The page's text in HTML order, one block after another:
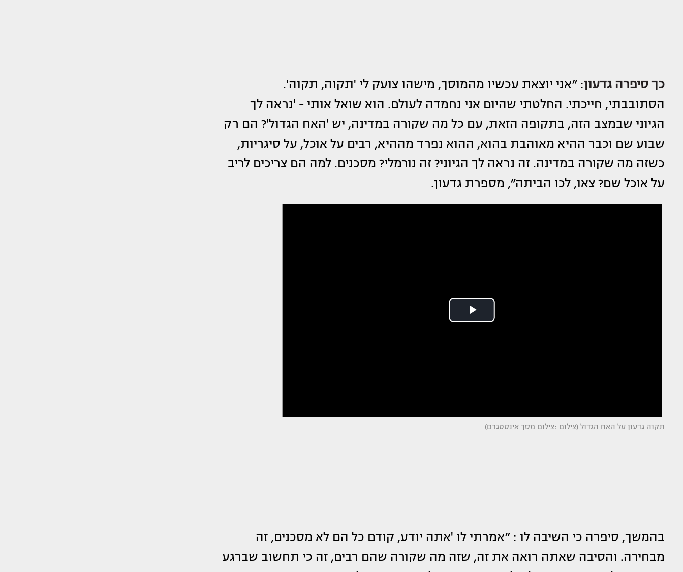
כך סיפרה גדעון: ״אני יוצאת עכשיו מהמוסך, מישהו צועק לי 'תקוה, תקוה'.
הסתובבתי, חייכתי. החלטתי שהיום אני נחמדה לעולם. הוא שואל אותי - 'נראה לך
הגיוני שבמצב הזה, בתקופה הזאת, עם כל מה שקורה במדינה, יש 'האח הגדול'? הם רק
שבוע שם וכבר ההיא מאוהבת בהוא, ההוא נפרד מההיא, רבים על אוכל, על סיגריות,
כשזה מה שקורה במדינה. זה נראה לך הגיוני? זה נורמלי? מסכנים. למה הם צריכים לריב
על אוכל שם? צאו, לכו הביתה״, מספרת גדעון.
תקוה גדעון על האח הגדול (צילום :צילום מסך אינסטגרם)
בהמשך, סיפרה כי השיבה לו : ״אמרתי לו 'אתה יודע, קודם כל הם לא מסכנים, זה
מבחירה. והסיבה שאתה רואה את זה, שזה מה שקורה שהם רבים, זה כי תחשוב שברגע